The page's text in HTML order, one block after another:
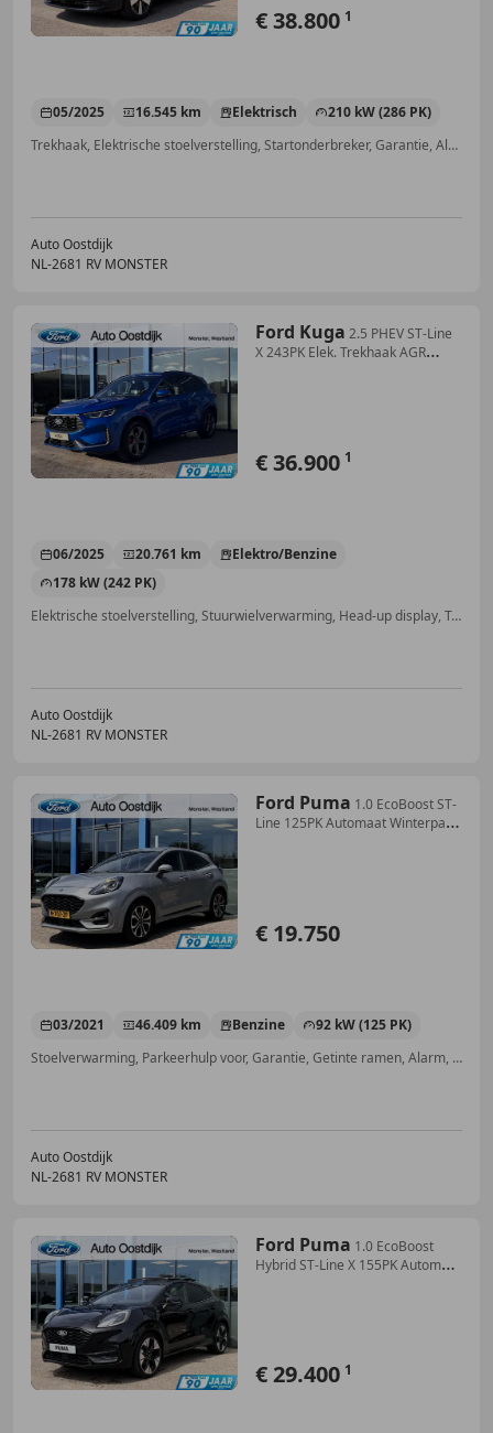
€ 38.800 1
05/2025 16.545 km Elektrisch
210 kW (286 PK)
Trekhaak, Elektrische stoelverstelling, Startonderbreker, Garantie, Alarm, Airbag bestuurder, Bochtverlichting, Stuurwielverwarming
Auto Oostdijk
NL-2681 RV MONSTER
Ford Kuga 2.5 PHEV ST-Line
X 243PK Elek. Trekhaak AGR
€ 36.900 1
06/2025 20.761 km
Elektro/Benzine
178 kW (242 PK)
Elektrische stoelverstelling, Stuurwielverwarming, Head-up display, Trekhaak, Elektrische achterklep, Alarm, Adaptieve Cruise Control, Bochtverlichting
Auto Oostdijk
NL-2681 RV MONSTER
Ford Puma 1.0 EcoBoost ST-
Line 125PK Automaat Winterpack
€ 19.750
03/2021 46.409 km Benzine
92 kW (125 PK)
Stoelverwarming, Parkeerhulp voor, Garantie, Getinte ramen, Alarm, Stuurwielverwarming, Schakelflippers, Dodehoekdetectie
Auto Oostdijk
NL-2681 RV MONSTER
Ford Puma 1.0 EcoBoost
Hybrid ST-Line X 155PK Automaat
€ 29.400 1